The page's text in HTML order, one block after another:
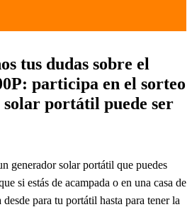
tus dudas sobre el
participa en el sorteo
solar portátil puede ser
generador solar portátil que puedes
si estás de acampada o en una casa de
para tu portátil hasta para tener la